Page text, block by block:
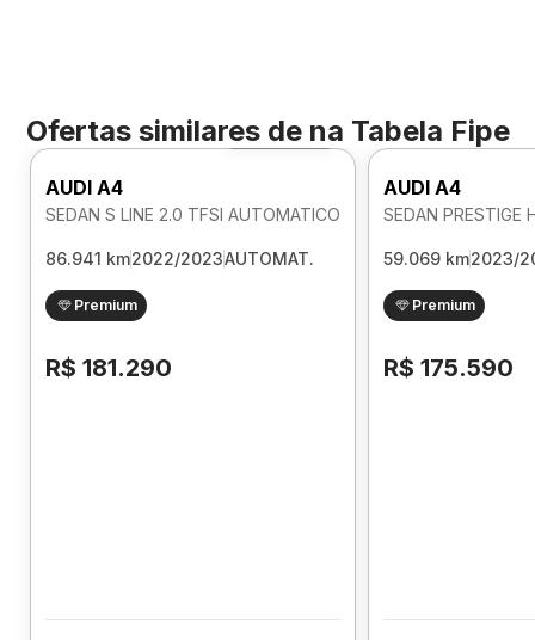
Ofertas similares de na Tabela Fipe
Foto 360º
AUDI A4
SEDAN S LINE 2.0 TFSI AUTOMATICO
86.941 km2022/2023AUTOMAT.
Premium
R$ 181.290
AUDI A4
59.069 km2023/
Premium
R$ 175.590